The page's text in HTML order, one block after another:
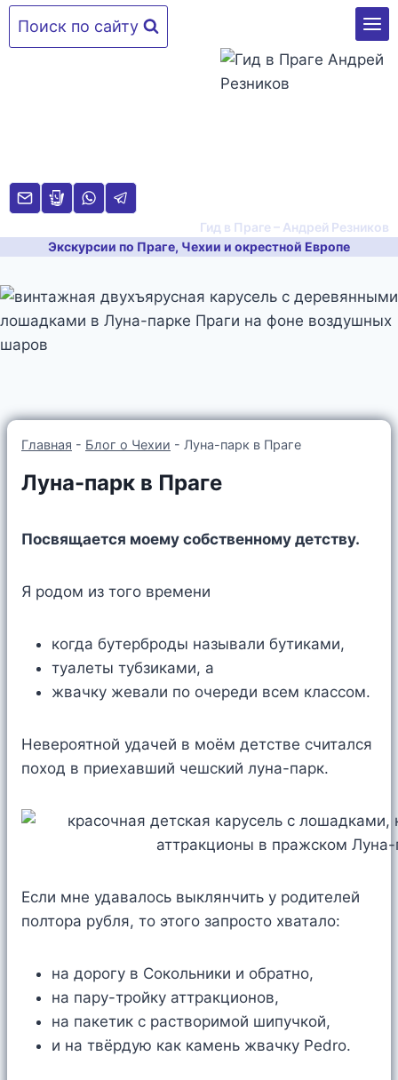
Перейти
Поиск по сайту
Гид в Праге – Андрей Резников
Экскурсии по Праге, Чехии и окрестной Европе
Главная - Блог о Чехии - Луна-парк в Праге
Луна-парк в Праге
Посвящается моему собственному детству.
Я родом из того времени
когда бутерброды называли бутиками,
туалеты тубзиками, а
жвачку жевали по очереди всем классом.
Невероятной удачей в моём детстве считался
поход в приехавший чешский луна-парк.
Если мне удавалось выклянчить у родителей
полтора рубля, то этого запросто хватало:
на дорогу в Сокольники и обратно,
на пару-тройку аттракционов,
на пакетик с растворимой шипучкой,
и на твёрдую как камень жвачку Pedro.